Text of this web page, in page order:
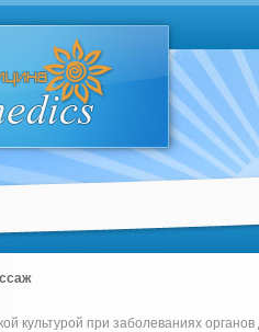
культурой при заболеваниях